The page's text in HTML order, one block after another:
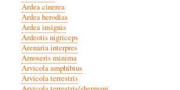
Ardea cinerea
Ardea herodias
Ardea insignis
Ardeotis nigriceps
Arenaria interpres
Arnoseris minima
Arvicola amphibius
Arvicola terrestris